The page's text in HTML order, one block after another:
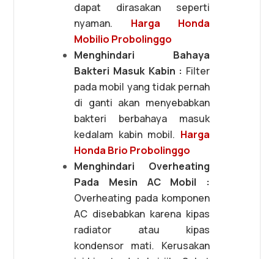
dapat dirasakan seperti
nyaman.
Harga Honda
Mobilio Probolinggo
Menghindari Bahaya
Bakteri Masuk Kabin : Filter
pada mobil yang tidak pernah
di ganti akan menyebabkan
bakteri berbahaya masuk
kedalam kabin mobil. Harga
Honda Brio Probolinggo
Menghindari Overheating
Pada Mesin AC Mobil :
Overheating pada komponen
AC disebabkan karena kipas
radiator atau kipas
kondensor mati. Kerusakan